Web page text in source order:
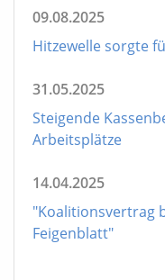
09.08.2025
Hitzewelle sorgte
31.05.2025
Steigende
Arbeitsplätze
14.04.2025
"Koalitionsvertrag
Feigenblatt"